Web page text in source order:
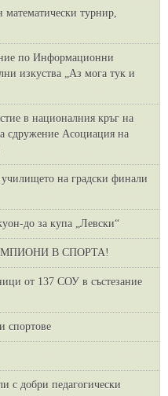
математически турнир,
по Информационни
изкуства „Аз мога тук и
в националния кръг на
сдружение Асоциация на
на градски финали
до за купа „Левски“
В СПОРТА!
от 137 СОУ в състезание
спортове
с добри педагогически